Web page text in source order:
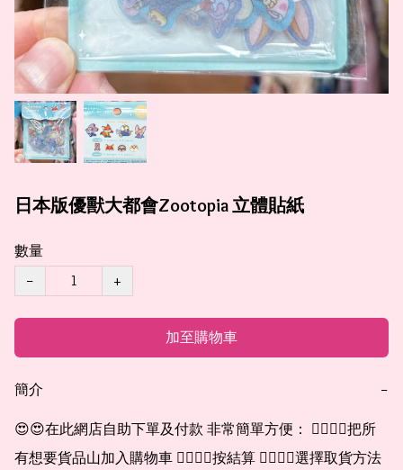
日本版優獸大都會Zootopia 立體貼紙
數量
−
+
加至購物車
簡介 −
😍😍在此網店自助下單及付款 非常簡單方便： 👉🏻👉🏻把所
有想要貨品山加入購物車 👉🏻👉🏻按結算 👉🏻👉🏻選擇取貨方法